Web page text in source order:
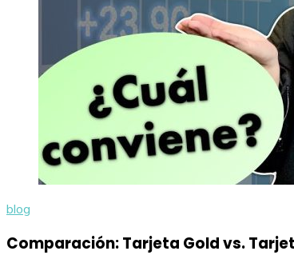
blog
Comparación: Tarjeta Gold vs.